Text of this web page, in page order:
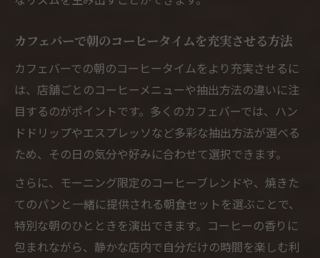
カフェバーで朝のコーヒータイムを充実させる方法
カフェバーでの朝のコーヒータイムをより充実させるに
は、店舗ごとのコーヒーメニューや抽出方法の違いに注
目するのがポイントです。多くのカフェバーでは、ハン
ドドリップやエスプレッソなど多彩な抽出方法が選べる
ため、その日の気分や好みに合わせて選択できます。
さらに、モーニング限定のコーヒーブレンドや、焼きた
てのパンと一緒に提供される朝食セットを選ぶことで、
特別な朝のひとときを演出できます。コーヒーの香りに
包まれながら、静かな店内で自分だけの時間を楽しむ利